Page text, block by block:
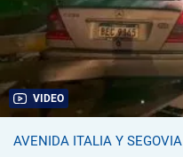
VIDEO
AVENIDA ITALIA Y SEGOVIA